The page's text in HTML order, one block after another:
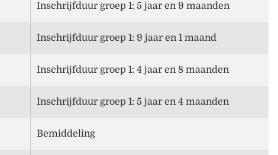
Inschrijfduur groep 1: 5 jaar en 9 maanden
Inschrijfduur groep 1: 9 jaar en 1 maand
Inschrijfduur groep 1: 4 jaar en 8 maanden
Inschrijfduur groep 1: 5 jaar en 4 maanden
Bemiddeling